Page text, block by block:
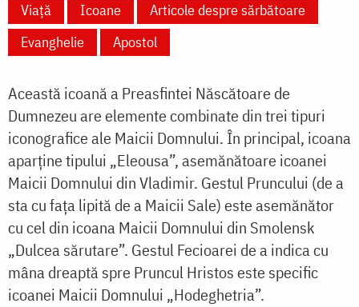
Viață Icoane
Articole despre sărbătoare
Evanghelie
Apostol
Această icoană a Preasfintei Născătoare de
Dumnezeu are elemente combinate din trei tipuri
iconografice ale Maicii Domnului. În principal, icoana
aparține tipului „Eleousa”, asemănătoare icoanei
Maicii Domnului din Vladimir. Gestul Pruncului (de a
sta cu fața lipită de a Maicii Sale) este asemănător
cu cel din icoana Maicii Domnului din Smolensk
„Dulcea sărutare”. Gestul Fecioarei de a indica cu
mâna dreaptă spre Pruncul Hristos este specific
icoanei Maicii Domnului „Hodeghetria”.